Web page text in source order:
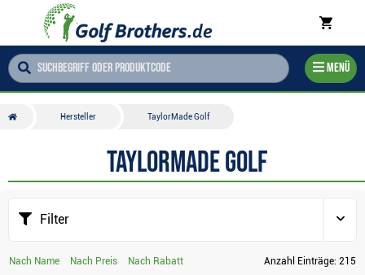
Menü
Hersteller TaylorMade Golf
TaylorMade Golf
Filter
Nach Name Nach Preis Nach Rabatt Anzahl Einträge: 215